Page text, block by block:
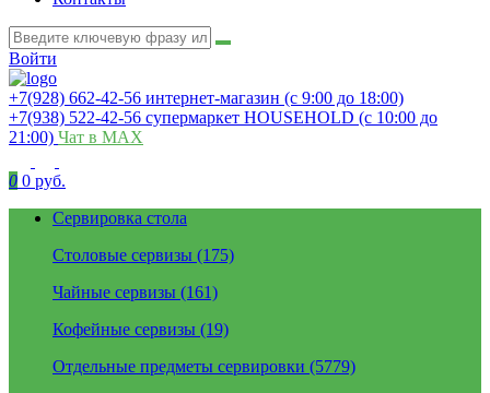
Войти
+7(928) 662-42-56 интернет-магазин (с 9:00 до 18:00)
+7(938) 522-42-56 супермаркет HOUSEHOLD (с 10:00 до
21:00) Чат в MAX
0 0 руб.
Сервировка стола
Столовые сервизы (175)
Чайные сервизы (161)
Кофейные сервизы (19)
Отдельные предметы сервировки (5779)